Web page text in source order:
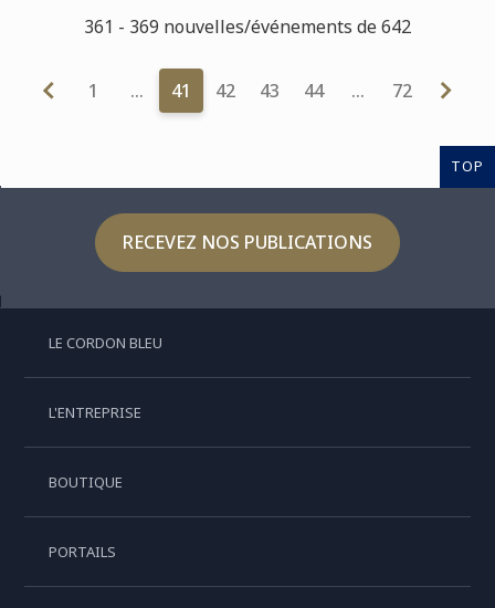
361 - 369 nouvelles/événements de 642
1 … 41 42 43 44 … 72
TOP
RECEVEZ NOS PUBLICATIONS
LE CORDON BLEU
L'ENTREPRISE
BOUTIQUE
PORTAILS